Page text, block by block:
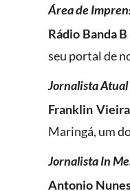
Área de
Rádio Banda B
seu portal de
Jornalista Atual
Franklin
Maringá, um
Jornalista In
Antonio